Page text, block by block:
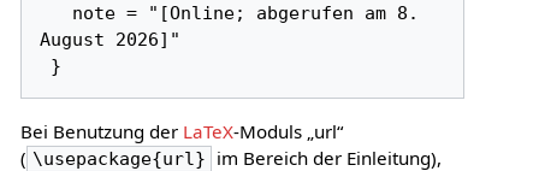
August 2026]"
Bei Benutzung der LaTeX-Moduls „url“
( \usepackage{url}
im Bereich der Einleitung),